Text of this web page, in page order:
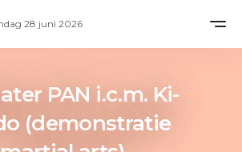
PAN i.c.m. Ki-
(demonstratie
28 juni 2026